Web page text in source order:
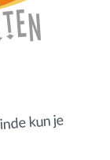
kun je